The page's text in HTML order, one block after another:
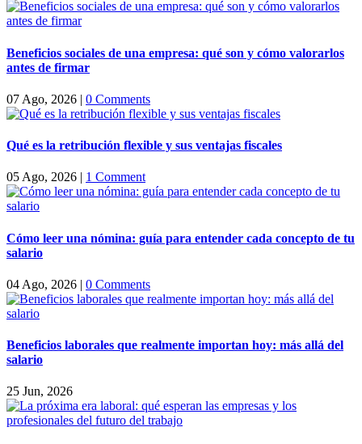
Beneficios sociales de una empresa: qué son y cómo valorarlos
antes de firmar
07 Ago, 2026 | 0 Comments
Qué es la retribución flexible y sus ventajas fiscales
05 Ago, 2026 | 1 Comment
Cómo leer una nómina: guía para entender cada concepto de tu
salario
04 Ago, 2026 | 0 Comments
Beneficios laborales que realmente importan hoy: más allá del
salario
25 Jun, 2026